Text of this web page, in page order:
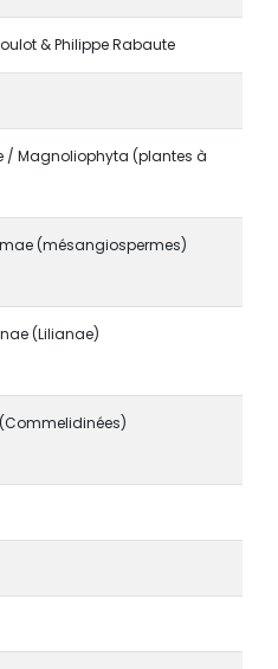
& Philippe Rabaute
/ Magnoliophyta (plantes à
(mésangiospermes)
(Lilianae)